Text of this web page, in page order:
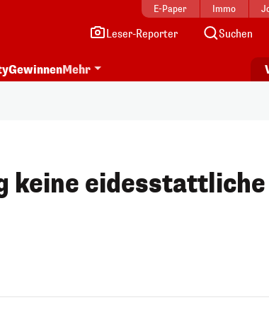
E-Paper Immo
Leser-Reporter Suchen
GewinnenMehr
keine eidesstattliche